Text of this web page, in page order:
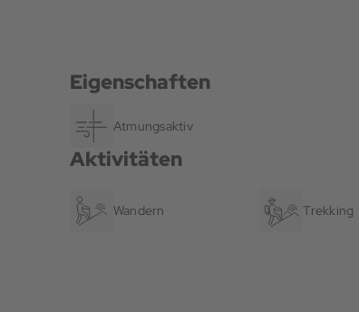
Eigenschaften
Atmungsaktiv
Aktivitäten
Wandern Trekking